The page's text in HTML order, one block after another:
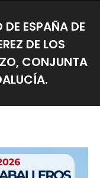
ESPAÑA DE
DE LOS
CONJUNTA